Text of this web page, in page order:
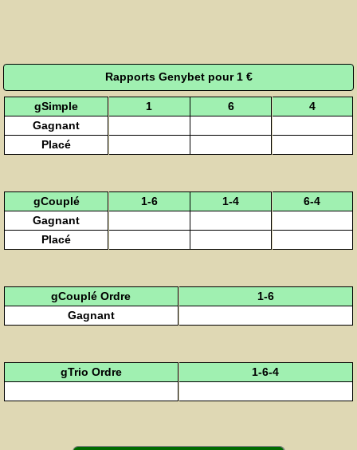
Rapports Genybet pour 1 €
gSimple 1 6
4
Gagnant
Placé
gCouplé 1-6 1-4
6-4
Gagnant
Placé
gCouplé Ordre
1-6
Gagnant
gTrio Ordre 1-6-4